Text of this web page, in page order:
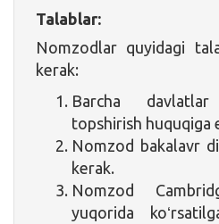
Talablar:
Nomzodlar quyidagi
kerak:
Barcha
topshirish huquqiga
Nomzod bakalavr
kerak.
Nomzod
yuqorida